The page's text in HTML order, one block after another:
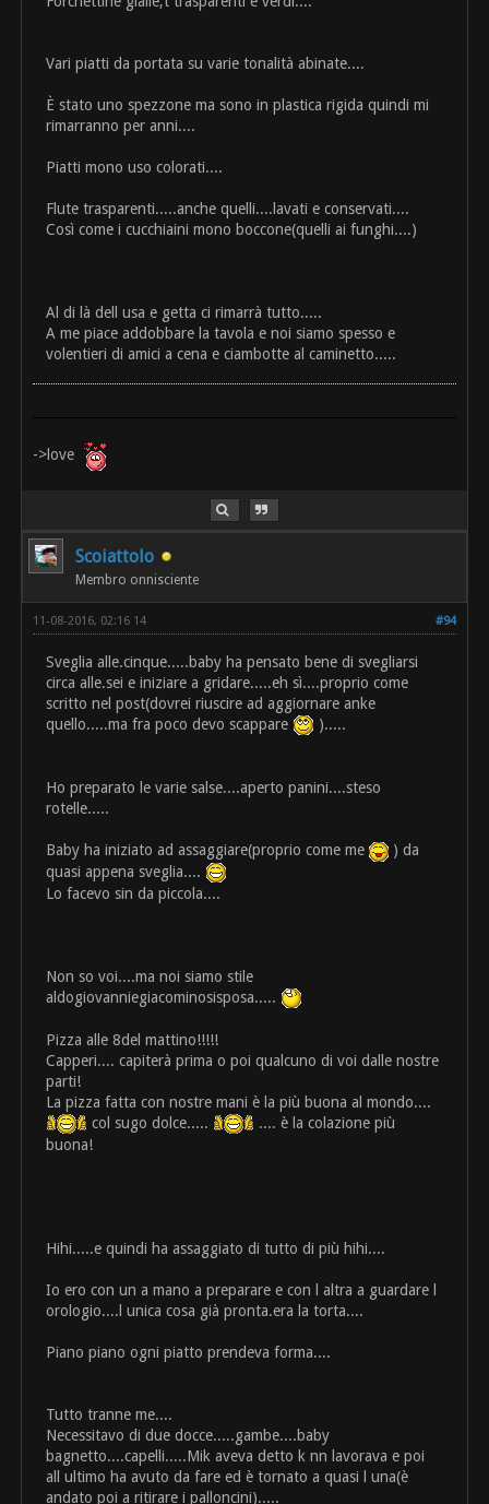
Vari piatti da portata su varie tonalità abinate....
È stato uno spezzone ma sono in plastica rigida quindi mi
rimarranno per anni....
Piatti mono uso colorati....
Flute trasparenti.....anche quelli....lavati e conservati....
Così come i cucchiaini mono boccone(quelli ai funghi....)
Al di là dell usa e getta ci rimarrà tutto.....
A me piace addobbare la tavola e noi siamo spesso e
volentieri di amici a cena e ciambotte al caminetto.....
->love
Scoiattolo
Membro onnisciente
#94
11-08-2016, 02:16 14
Sveglia alle.cinque.....baby ha pensato bene di svegliarsi
circa alle.sei e iniziare a gridare.....eh sì....proprio come
scritto nel post(dovrei riuscire ad aggiornare anke
quello.....ma fra poco devo scappare
).....
Ho preparato le varie salse....aperto panini....steso
rotelle.....
Baby ha iniziato ad assaggiare(proprio come me
) da
quasi appena sveglia....
Lo facevo sin da piccola....
Non so voi....ma noi siamo stile
aldogiovanniegiacominosisposa.....
Pizza alle 8del mattino!!!!!
Capperi.... capiterà prima o poi qualcuno di voi dalle nostre
parti!
La pizza fatta con nostre mani è la più buona al mondo....
col sugo dolce.....
.... è la colazione più
buona!
Hihi.....e quindi ha assaggiato di tutto di più hihi....
Io ero con un a mano a preparare e con l altra a guardare l
orologio....l unica cosa già pronta.era la torta....
Piano piano ogni piatto prendeva forma....
Tutto tranne me....
Necessitavo di due docce.....gambe....baby
bagnetto....capelli.....Mik aveva detto k nn lavorava e poi
all ultimo ha avuto da fare ed è tornato a quasi l una(è
andato poi a ritirare i palloncini).....